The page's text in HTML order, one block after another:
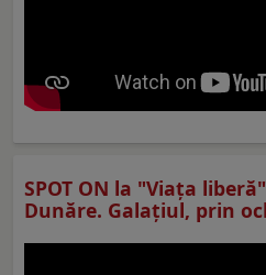
SPOT ON la "Viaţa
Dunăre. Galațiul, prin